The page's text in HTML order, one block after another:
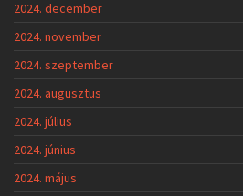
2024. december
2024. november
2024. szeptember
2024. augusztus
2024. július
2024. június
2024. május